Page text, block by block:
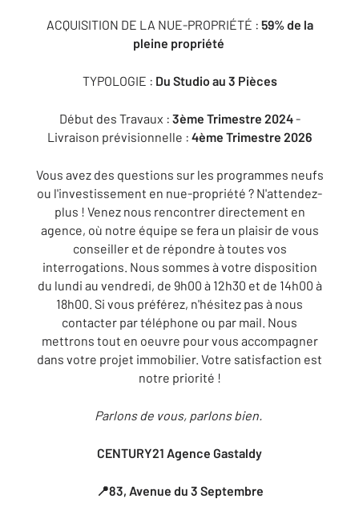
ACQUISITION DE LA NUE-PROPRIÉTÉ : 59% de la
pleine propriété
TYPOLOGIE : Du Studio au 3 Pièces
Début des Travaux : 3ème Trimestre 2024-
Livraison prévisionnelle : 4ème Trimestre 2026
Vous avez des questions sur les programmes neufs
ou l'investissement en nue-propriété ? N'attendez-
plus ! Venez nous rencontrer directement en
agence, où notre équipe se fera un plaisir de vous
conseiller et de répondre à toutes vos
interrogations. Nous sommes à votre disposition
du lundi au vendredi, de 9h00 à 12h30 et de 14h00 à
18h00. Si vous préférez, n'hésitez pas à nous
contacter par téléphone ou par mail. Nous
mettrons tout en oeuvre pour vous accompagner
dans votre projet immobilier. Votre satisfaction est
notre priorité !
Parlons de vous, parlons bien.
CENTURY21 Agence Gastaldy
📍83, Avenue du 3 Septembre